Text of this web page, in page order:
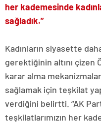
her kademesinde
sağladık.”
Kadınların siyasette
gerektiğinin altını çizen
karar alma
sağlamak için teşkilat
verdiğini belirtti. “AK
teşkilatlarımızın her